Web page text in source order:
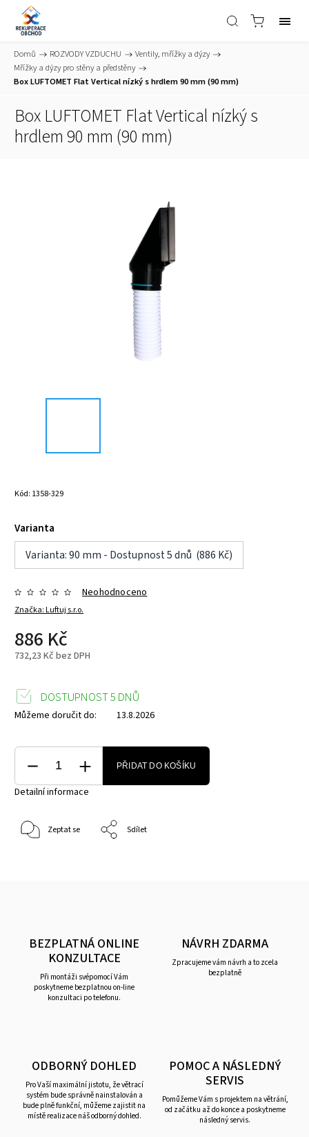
Domů / ROZVODY VZDUCHU / Ventily, mřížky a dýzy /
Mřížky a dýzy pro stěny a předstěny /
Box LUFTOMET Flat Vertical nízký s hrdlem 90 mm (90 mm)
Box LUFTOMET Flat Vertical nízký s
hrdlem 90 mm (90 mm)
Kód: 1358-329
Varianta
Varianta: 90 mm - Dostupnost 5 dnů (886 Kč)
Značka:Luftuj s.r.o.
Neohodnoceno
886 Kč
732,23 Kč bez DPH
DOSTUPNOST 5 DNŮ
Můžeme doručit do: 13.8.2026
PŘIDAT DO KOŠÍKU
Detailní informace
Zeptat se Sdílet
BEZPLATNÁ ONLINE
KONZULTACE
Při montáži svépomocí Vám
poskytneme bezplatnou on-line
konzultaci po telefonu.
NÁVRH ZDARMA
Zpracujeme vám návrh a to zcela
bezplatně
ODBORNÝ DOHLED
Pro Vaší maximální jistotu, že větrací
systém bude správně nainstalován a
bude plně funkční, můžeme zajistit na
místě realizace náš odborný dohled.
POMOC A NÁSLEDNÝ
SERVIS
Pomůžeme Vám s projektem na větrání,
od začátku až do konce a poskytneme
následný servis.